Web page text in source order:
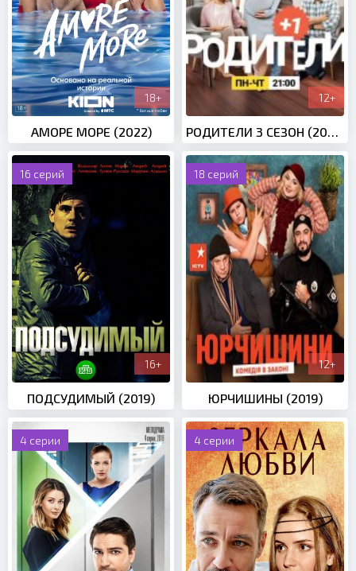
18+
АМОРЕ МОРЕ (2022)
12+
16 серий
16+
ПОДСУДИМЫЙ (2019)
18 серий
12+
ЮРЧИШИНЫ (2019)
4 серии 4 серии